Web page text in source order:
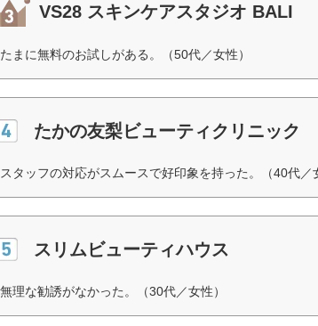
VS28 スキンケアスタジオ BALI
たまに無料のお試しがある。（50代／女性）
たかの友梨ビューティクリニック
スタッフの対応がスムースで好印象を持った。（40代／
スリムビューティハウス
無理な勧誘がなかった。（30代／女性）